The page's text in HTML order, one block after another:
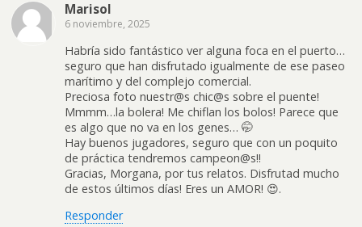
Marisol
6 noviembre, 2025
Habría sido fantástico ver alguna foca en el puerto…
seguro que han disfrutado igualmente de ese paseo
marítimo y del complejo comercial.
Preciosa foto nuestr@s chic@s sobre el puente!
Mmmm…la bolera! Me chiflan los bolos! Parece que
es algo que no va en los genes… 🤭
Hay buenos jugadores, seguro que con un poquito
de práctica tendremos campeon@s!!
Gracias, Morgana, por tus relatos. Disfrutad mucho
de estos últimos días! Eres un AMOR! 😍.
Responder